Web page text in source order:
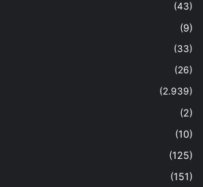
(43)
(9)
(33)
(26)
(2.939)
(2)
(10)
(125)
(151)